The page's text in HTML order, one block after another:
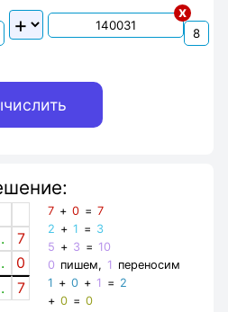
x
.
7
.
0
. 7
7 +0 =7
2 +1 = 3
5 + 3 = 10
0 пишем, 1 переносим
1 +0 + 1 = 2
+0 =0